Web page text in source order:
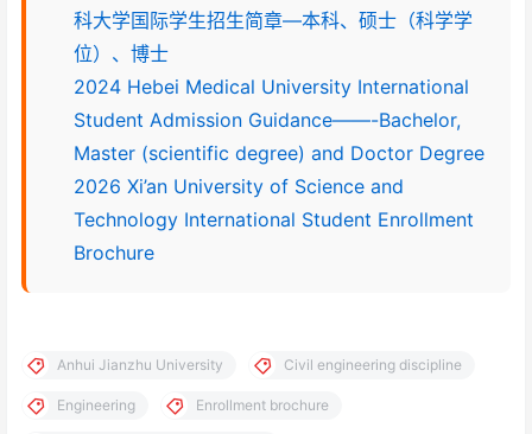
科大学国际学生招生简章—本科、硕士（科学学
位）、博士
2024 Hebei Medical University International
Student Admission Guidance——-Bachelor,
Master (scientific degree) and Doctor Degree
2026 Xi’an University of Science and
Technology International Student Enrollment
Brochure
Anhui Jianzhu University Civil engineering discipline
Engineering Enrollment brochure